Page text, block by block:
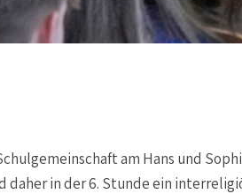
am Hans und
daher in der 6. Stunde ein